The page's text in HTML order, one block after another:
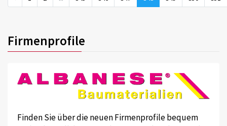
Firmenprofile
Finden Sie über die neuen Firmenprofile bequem